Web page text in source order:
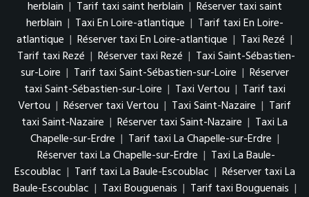
herblain | Tarif taxi saint herblain | Réserver taxi saint
herblain | Taxi En Loire-atlantique | Tarif taxi En Loire-
atlantique | Réserver taxi En Loire-atlantique | Taxi Rezé |
Tarif taxi Rezé | Réserver taxi Rezé | Taxi Saint-Sébastien-
sur-Loire | Tarif taxi Saint-Sébastien-sur-Loire | Réserver
taxi Saint-Sébastien-sur-Loire | Taxi Vertou | Tarif taxi
Vertou | Réserver taxi Vertou | Taxi Saint-Nazaire | Tarif
taxi Saint-Nazaire | Réserver taxi Saint-Nazaire | Taxi La
Chapelle-sur-Erdre | Tarif taxi La Chapelle-sur-Erdre |
Réserver taxi La Chapelle-sur-Erdre | Taxi La Baule-
Escoublac | Tarif taxi La Baule-Escoublac | Réserver taxi La
Baule-Escoublac | Taxi Bouguenais | Tarif taxi Bouguenais |